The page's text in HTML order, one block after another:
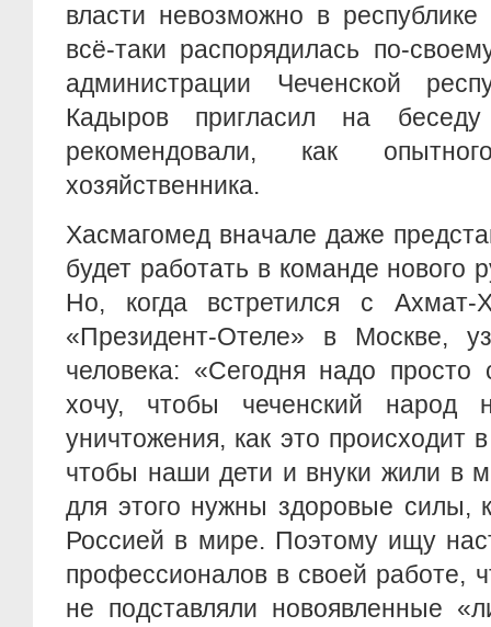
власти невозможно в
всё-таки распорядилась по-
администрации Чеченской
Кадыров пригласил на беседу
рекомендовали, как
хозяйственника.
Хасмагомед вначале даже
будет работать в команде нового
Но, когда встретился с
«Президент-Отеле» в Москве,
человека: «Сегодня надо
хочу, чтобы чеченский народ
уничтожения, как это происходит
чтобы наши дети и внуки жили в
для этого нужны здоровые силы,
Россией в мире. Поэтому ищу
профессионалов в своей работе,
не подставляли новоявленные